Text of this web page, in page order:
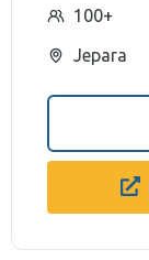
100+
Jepara